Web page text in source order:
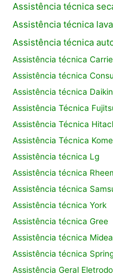
Assistência técnica
Assistência técnica
Assistência técnica
Assistência técnica
Assistência técnica
Assistência técnica Daikin
Assistência Técnica
Assistência Técnica
Assistência Técnica
Assistência técnica Lg
Assistência técnica
Assistência técnica
Assistência técnica York
Assistência técnica Gree
Assistência técnica Midea
Assistência técnica
Assistência Geral